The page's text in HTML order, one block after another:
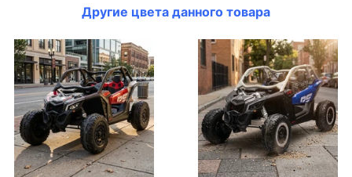
Другие цвета данного товара